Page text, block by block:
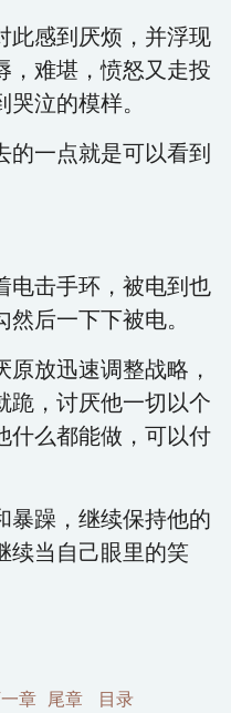
此感到厌烦，并浮现
，难堪，愤怒又走投
泣的模样。
的一点就是可以看到
电击手环，被电到也
后一下下被电。
放迅速调整战略，
跪，讨厌他一切以个
什么都能做，可以付
暴躁，继续保持他的
续当自己眼里的笑
章 尾章 目录